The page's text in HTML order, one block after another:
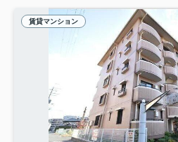
賃貸マンション